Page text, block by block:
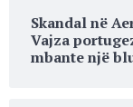
Skandal në
Vajza
mbante një